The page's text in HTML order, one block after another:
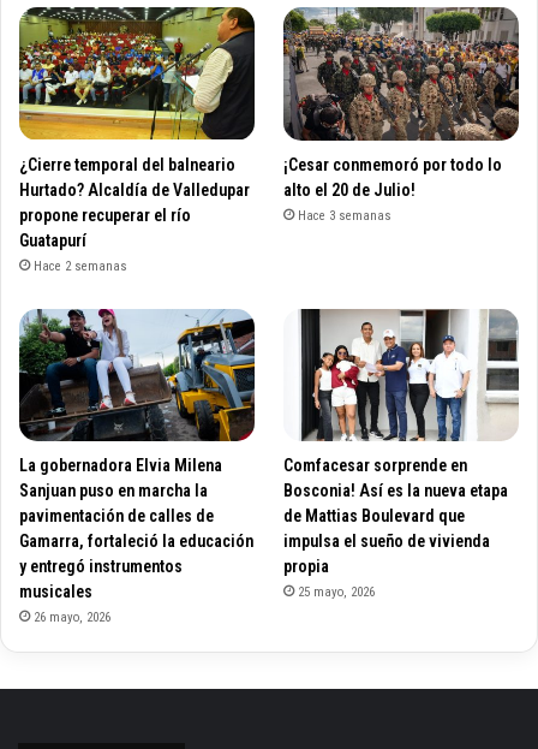
¿Cierre temporal del balneario
Hurtado? Alcaldía de Valledupar
propone recuperar el río
Guatapurí
Hace 2 semanas
¡Cesar conmemoró por todo lo
alto el 20 de Julio!
Hace 3 semanas
La gobernadora Elvia Milena
Sanjuan puso en marcha la
pavimentación de calles de
Gamarra, fortaleció la educación
y entregó instrumentos
musicales
26 mayo, 2026
Comfacesar sorprende en
Bosconia! Así es la nueva etapa
de Mattias Boulevard que
impulsa el sueño de vivienda
propia
25 mayo, 2026